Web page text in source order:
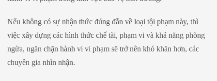
Nếu không có sự nhận thức đúng đắn về loại tội phạm này, thì
việc xây dựng các hình thức chế tài, phạm vi và khả năng phòng
ngừa, ngăn chặn hành vi vi phạm sẽ trở nên khó khăn hơn, các
chuyên gia nhìn nhận.